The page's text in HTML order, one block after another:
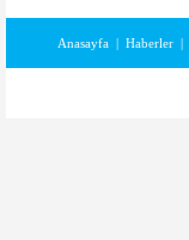
Anasayfa | Haberler |